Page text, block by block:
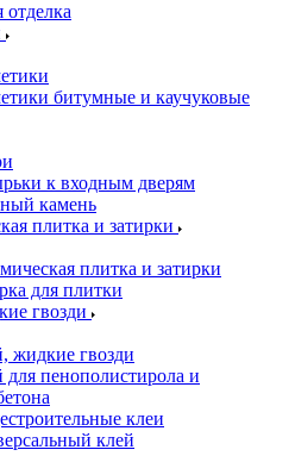
битумные и каучуковые
к входным дверям
камень
плитка и затирки
плитка и затирки
для плитки
гвозди
жидкие гвозди
для пенополистирола и
клеи
клей